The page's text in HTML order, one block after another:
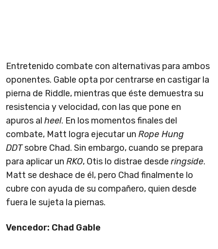
Entretenido combate con alternativas para ambos
oponentes. Gable opta por centrarse en castigar la
pierna de Riddle, mientras que éste demuestra su
resistencia y velocidad, con las que pone en
apuros al heel. En los momentos finales del
combate, Matt logra ejecutar un Rope Hung
DDTsobre Chad. Sin embargo, cuando se prepara
para aplicar un RKO, Otis lo distrae desde ringside.
Matt se deshace de él, pero Chad finalmente lo
cubre con ayuda de su compañero, quien desde
fuera le sujeta la piernas.
Vencedor: Chad Gable